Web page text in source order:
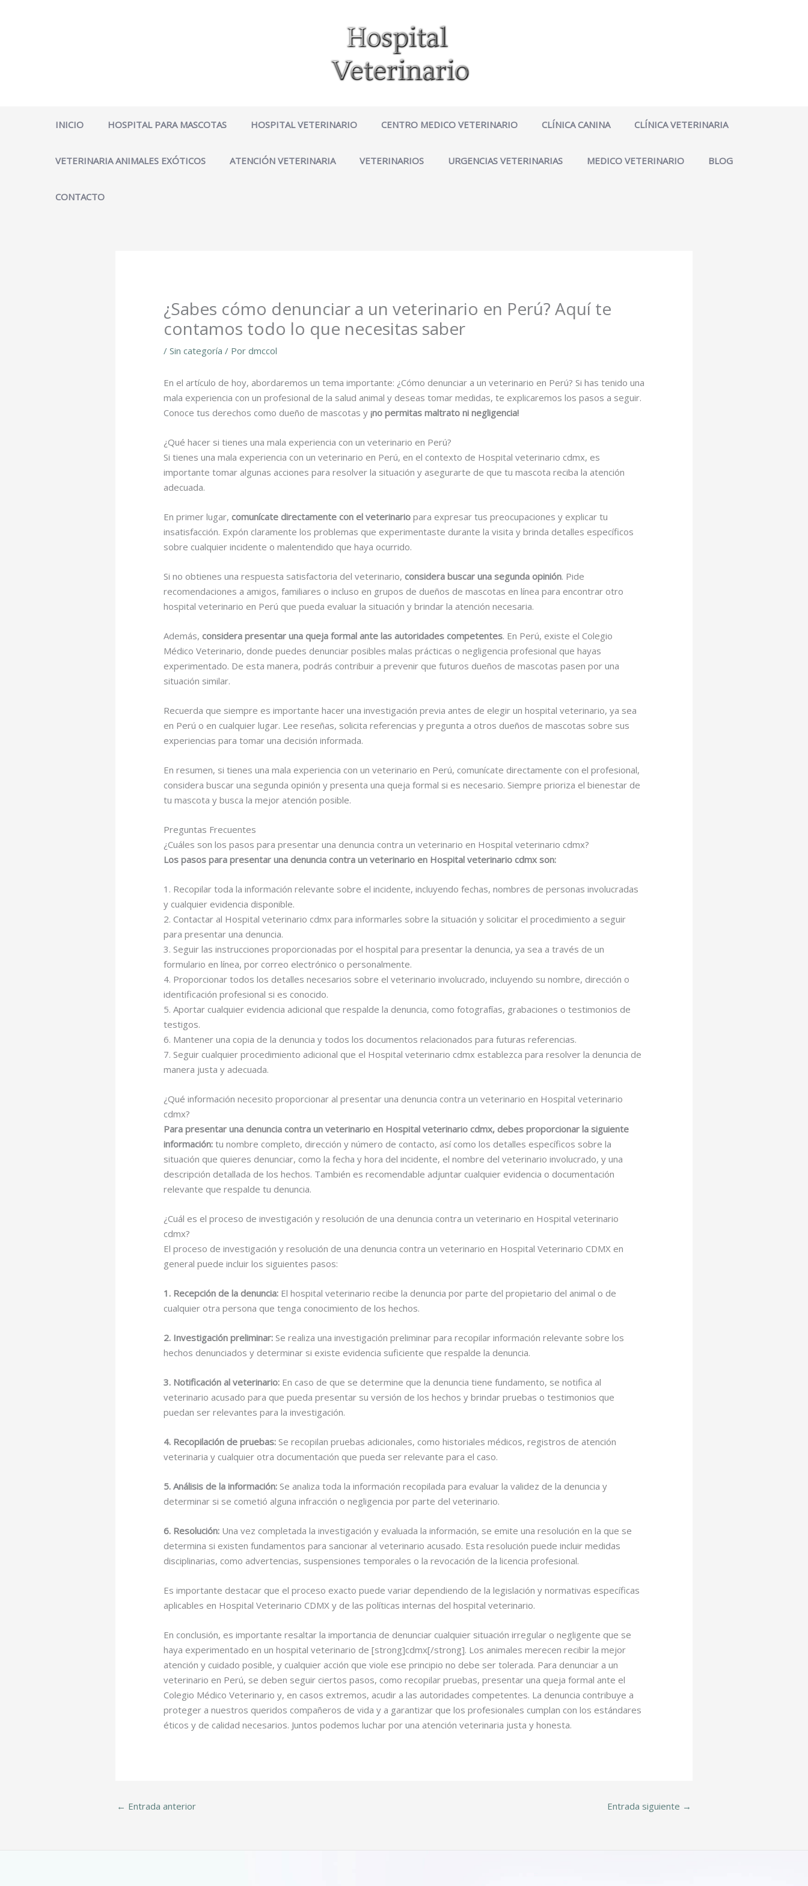
INICIO HOSPITAL PARA MASCOTAS HOSPITAL VETERINARIO CENTRO MEDICO VETERINARIO CLÍNICA CANINA CLÍNICA VETERINARIA
VETERINARIA ANIMALES EXÓTICOS ATENCIÓN VETERINARIA VETERINARIOS URGENCIAS VETERINARIAS MEDICO VETERINARIO BLOG
CONTACTO
¿Sabes cómo denunciar a un veterinario en Perú? Aquí te
contamos todo lo que necesitas saber
/ Sin categoría / Por dmccol
En el artículo de hoy, abordaremos un tema importante: ¿Cómo denunciar a un veterinario en Perú? Si has tenido una
mala experiencia con un profesional de la salud animal y deseas tomar medidas, te explicaremos los pasos a seguir.
Conoce tus derechos como dueño de mascotas y ¡no permitas maltrato ni negligencia!
¿Qué hacer si tienes una mala experiencia con un veterinario en Perú?
Si tienes una mala experiencia con un veterinario en Perú, en el contexto de Hospital veterinario cdmx, es
importante tomar algunas acciones para resolver la situación y asegurarte de que tu mascota reciba la atención
adecuada.
En primer lugar, comunícate directamente con el veterinario para expresar tus preocupaciones y explicar tu
insatisfacción. Expón claramente los problemas que experimentaste durante la visita y brinda detalles específicos
sobre cualquier incidente o malentendido que haya ocurrido.
Si no obtienes una respuesta satisfactoria del veterinario, considera buscar una segunda opinión. Pide
recomendaciones a amigos, familiares o incluso en grupos de dueños de mascotas en línea para encontrar otro
hospital veterinario en Perú que pueda evaluar la situación y brindar la atención necesaria.
Además, considera presentar una queja formal ante las autoridades competentes. En Perú, existe el Colegio
Médico Veterinario, donde puedes denunciar posibles malas prácticas o negligencia profesional que hayas
experimentado. De esta manera, podrás contribuir a prevenir que futuros dueños de mascotas pasen por una
situación similar.
Recuerda que siempre es importante hacer una investigación previa antes de elegir un hospital veterinario, ya sea
en Perú o en cualquier lugar. Lee reseñas, solicita referencias y pregunta a otros dueños de mascotas sobre sus
experiencias para tomar una decisión informada.
En resumen, si tienes una mala experiencia con un veterinario en Perú, comunícate directamente con el profesional,
considera buscar una segunda opinión y presenta una queja formal si es necesario. Siempre prioriza el bienestar de
tu mascota y busca la mejor atención posible.
Preguntas Frecuentes
¿Cuáles son los pasos para presentar una denuncia contra un veterinario en Hospital veterinario cdmx?
Los pasos para presentar una denuncia contra un veterinario en Hospital veterinario cdmx son:
1. Recopilar toda la información relevante sobre el incidente, incluyendo fechas, nombres de personas involucradas
y cualquier evidencia disponible.
2. Contactar al Hospital veterinario cdmx para informarles sobre la situación y solicitar el procedimiento a seguir
para presentar una denuncia.
3. Seguir las instrucciones proporcionadas por el hospital para presentar la denuncia, ya sea a través de un
formulario en línea, por correo electrónico o personalmente.
4. Proporcionar todos los detalles necesarios sobre el veterinario involucrado, incluyendo su nombre, dirección o
identificación profesional si es conocido.
5. Aportar cualquier evidencia adicional que respalde la denuncia, como fotografías, grabaciones o testimonios de
testigos.
6. Mantener una copia de la denuncia y todos los documentos relacionados para futuras referencias.
7. Seguir cualquier procedimiento adicional que el Hospital veterinario cdmx establezca para resolver la denuncia de
manera justa y adecuada.
¿Qué información necesito proporcionar al presentar una denuncia contra un veterinario en Hospital veterinario
cdmx?
Para presentar una denuncia contra un veterinario en Hospital veterinario cdmx, debes proporcionar la siguiente
información: tu nombre completo, dirección y número de contacto, así como los detalles específicos sobre la
situación que quieres denunciar, como la fecha y hora del incidente, el nombre del veterinario involucrado, y una
descripción detallada de los hechos. También es recomendable adjuntar cualquier evidencia o documentación
relevante que respalde tu denuncia.
¿Cuál es el proceso de investigación y resolución de una denuncia contra un veterinario en Hospital veterinario
cdmx?
El proceso de investigación y resolución de una denuncia contra un veterinario en Hospital Veterinario CDMX en
general puede incluir los siguientes pasos:
1. Recepción de la denuncia: El hospital veterinario recibe la denuncia por parte del propietario del animal o de
cualquier otra persona que tenga conocimiento de los hechos.
2. Investigación preliminar: Se realiza una investigación preliminar para recopilar información relevante sobre los
hechos denunciados y determinar si existe evidencia suficiente que respalde la denuncia.
3. Notificación al veterinario: En caso de que se determine que la denuncia tiene fundamento, se notifica al
veterinario acusado para que pueda presentar su versión de los hechos y brindar pruebas o testimonios que
puedan ser relevantes para la investigación.
4. Recopilación de pruebas: Se recopilan pruebas adicionales, como historiales médicos, registros de atención
veterinaria y cualquier otra documentación que pueda ser relevante para el caso.
5. Análisis de la información: Se analiza toda la información recopilada para evaluar la validez de la denuncia y
determinar si se cometió alguna infracción o negligencia por parte del veterinario.
6. Resolución: Una vez completada la investigación y evaluada la información, se emite una resolución en la que se
determina si existen fundamentos para sancionar al veterinario acusado. Esta resolución puede incluir medidas
disciplinarias, como advertencias, suspensiones temporales o la revocación de la licencia profesional.
Es importante destacar que el proceso exacto puede variar dependiendo de la legislación y normativas específicas
aplicables en Hospital Veterinario CDMX y de las políticas internas del hospital veterinario.
En conclusión, es importante resaltar la importancia de denunciar cualquier situación irregular o negligente que se
haya experimentado en un hospital veterinario de [strong]cdmx[/strong]. Los animales merecen recibir la mejor
atención y cuidado posible, y cualquier acción que viole ese principio no debe ser tolerada. Para denunciar a un
veterinario en Perú, se deben seguir ciertos pasos, como recopilar pruebas, presentar una queja formal ante el
Colegio Médico Veterinario y, en casos extremos, acudir a las autoridades competentes. La denuncia contribuye a
proteger a nuestros queridos compañeros de vida y a garantizar que los profesionales cumplan con los estándares
éticos y de calidad necesarios. Juntos podemos luchar por una atención veterinaria justa y honesta.
← Entrada anterior Entrada siguiente →